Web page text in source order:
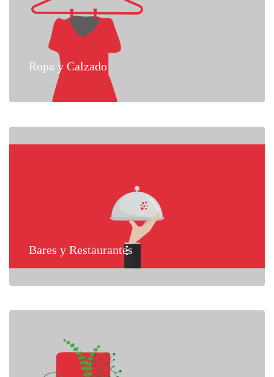
Ropa y Calzado
Bares y Restaurantes